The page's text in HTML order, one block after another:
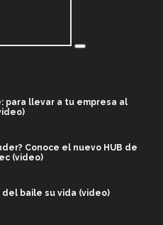
para llevar a tu empresa al
Conoce el nuevo HUB de
(video)
del baile su vida (video)